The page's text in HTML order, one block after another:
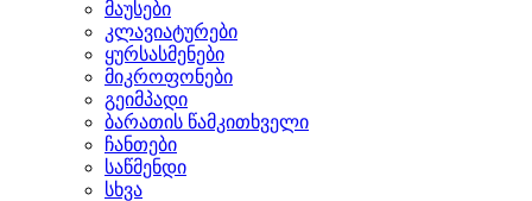
მაუსები
კლავიატურები
ყურსასმენები
მიკროფონები
გეიმპადი
ბარათის წამკითხველი
ჩანთები
საწმენდი
სხვა